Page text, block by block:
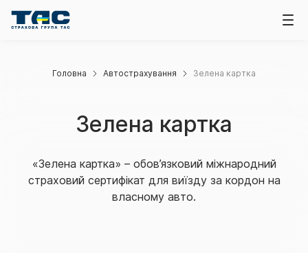
Головна Автострахування Зелена картка
Зелена картка
«Зелена картка» – обов’язковий міжнародний
страховий сертифікат для виїзду за кордон на
власному авто.